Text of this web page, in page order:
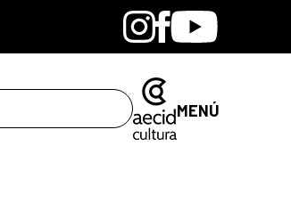
BandcampInstagram
Facebook
Youtube
MENÚ